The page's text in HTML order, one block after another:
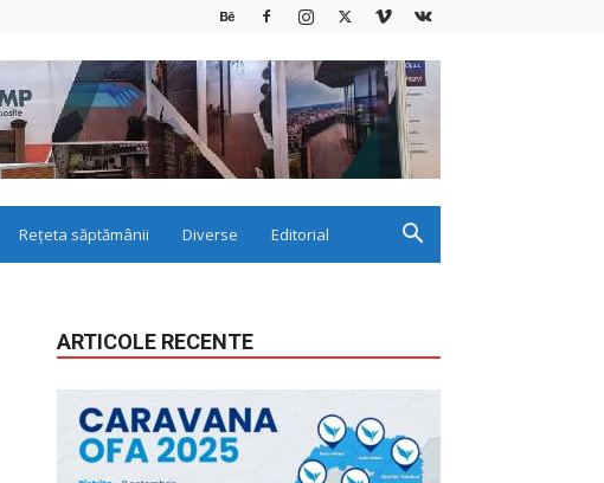
Rețeta săptămânii Diverse Editorial
ARTICOLE RECENTE